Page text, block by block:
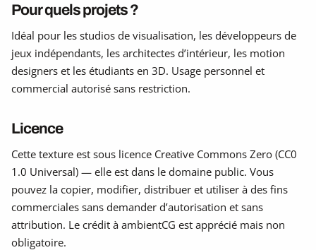
Pour quels projets ?
Idéal pour les studios de visualisation, les développeurs de
jeux indépendants, les architectes d’intérieur, les motion
designers et les étudiants en 3D. Usage personnel et
commercial autorisé sans restriction.
Licence
Cette texture est sous licence Creative Commons Zero (CC0
1.0 Universal) — elle est dans le domaine public. Vous
pouvez la copier, modifier, distribuer et utiliser à des fins
commerciales sans demander d’autorisation et sans
attribution. Le crédit à ambientCG est apprécié mais non
obligatoire.